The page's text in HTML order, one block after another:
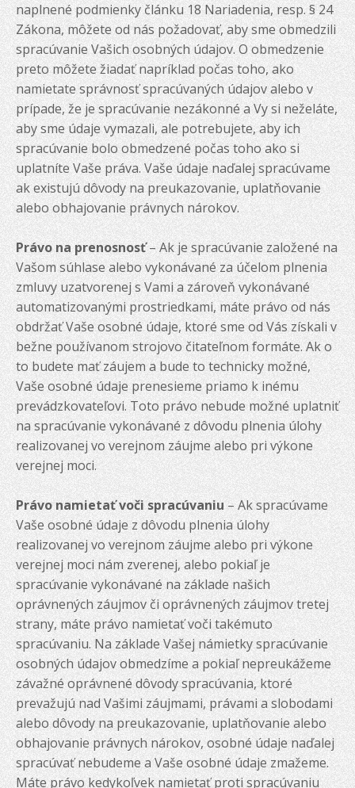
naplnené podmienky článku 18 Nariadenia, resp. § 24
Zákona, môžete od nás požadovať, aby sme obmedzili
spracúvanie Vašich osobných údajov. O obmedzenie
preto môžete žiadať napríklad počas toho, ako
namietate správnosť spracúvaných údajov alebo v
prípade, že je spracúvanie nezákonné a Vy si neželáte,
aby sme údaje vymazali, ale potrebujete, aby ich
spracúvanie bolo obmedzené počas toho ako si
uplatníte Vaše práva. Vaše údaje naďalej spracúvame
ak existujú dôvody na preukazovanie, uplatňovanie
alebo obhajovanie právnych nárokov.
Právo na prenosnosť– Ak je spracúvanie založené na
Vašom súhlase alebo vykonávané za účelom plnenia
zmluvy uzatvorenej s Vami a zároveň vykonávané
automatizovanými prostriedkami, máte právo od nás
obdržať Vaše osobné údaje, ktoré sme od Vás získali v
bežne používanom strojovo čitateľnom formáte. Ak o
to budete mať záujem a bude to technicky možné,
Vaše osobné údaje prenesieme priamo k inému
prevádzkovateľovi. Toto právo nebude možné uplatniť
na spracúvanie vykonávané z dôvodu plnenia úlohy
realizovanej vo verejnom záujme alebo pri výkone
verejnej moci.
Právo namietať voči spracúvaniu– Ak spracúvame
Vaše osobné údaje z dôvodu plnenia úlohy
realizovanej vo verejnom záujme alebo pri výkone
verejnej moci nám zverenej, alebo pokiaľ je
spracúvanie vykonávané na základe našich
oprávnených záujmov či oprávnených záujmov tretej
strany, máte právo namietať voči takémuto
spracúvaniu. Na základe Vašej námietky spracúvanie
osobných údajov obmedzíme a pokiaľ nepreukážeme
závažné oprávnené dôvody spracúvania, ktoré
prevažujú nad Vašimi záujmami, právami a slobodami
alebo dôvody na preukazovanie, uplatňovanie alebo
obhajovanie právnych nárokov, osobné údaje naďalej
spracúvať nebudeme a Vaše osobné údaje zmažeme.
Máte právo kedykoľvek namietať proti spracúvaniu